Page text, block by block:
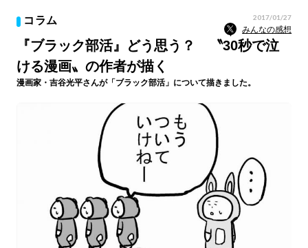
コラム 2017/01/27
みんなの感想
『ブラック部活』どう思う？ 〝30秒で泣
ける漫画〟の作者が描く
漫画家・吉谷光平さんが「ブラック部活」について描きました。